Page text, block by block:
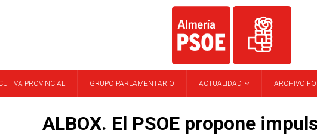
PROVINCIAL GRUPO PARLAMENTARIO ACTUALIDAD ARCHIVO
ALBOX. El PSOE propone